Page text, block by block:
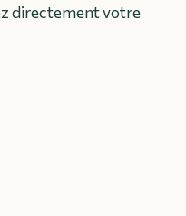
directement votre